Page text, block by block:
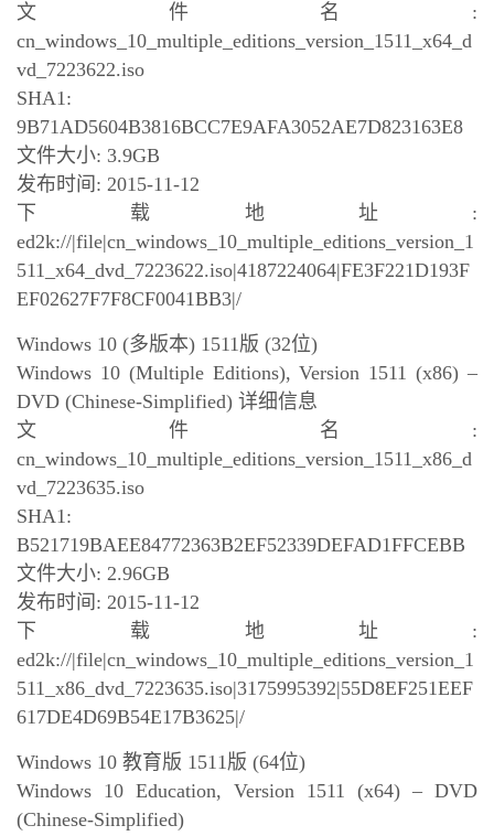
文件名:
cn_windows_10_multiple_editions_version_1511_x64_d
vd_7223622.iso
SHA1:
9B71AD5604B3816BCC7E9AFA3052AE7D823163E8
文件大小: 3.9GB
发布时间: 2015-11-12
下载地址:
ed2k://|file|cn_windows_10_multiple_editions_version_1
511_x64_dvd_7223622.iso|4187224064|FE3F221D193F
EF02627F7F8CF0041BB3|/
Windows 10 (多版本) 1511版 (32位)
Windows 10 (Multiple Editions), Version 1511 (x86) –
DVD (Chinese-Simplified) 详细信息
文件名:
cn_windows_10_multiple_editions_version_1511_x86_d
vd_7223635.iso
SHA1:
B521719BAEE84772363B2EF52339DEFAD1FFCEBB
文件大小: 2.96GB
发布时间: 2015-11-12
下载地址:
ed2k://|file|cn_windows_10_multiple_editions_version_1
511_x86_dvd_7223635.iso|3175995392|55D8EF251EEF
617DE4D69B54E17B3625|/
Windows 10 教育版 1511版 (64位)
Windows 10 Education, Version 1511 (x64) – DVD
(Chinese-Simplified)